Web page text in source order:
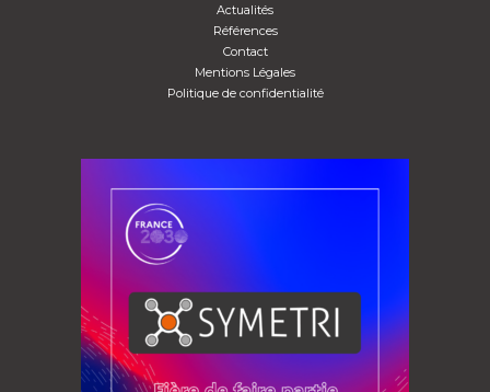
Actualités
Références
Contact
Mentions Légales
Politique de confidentialité